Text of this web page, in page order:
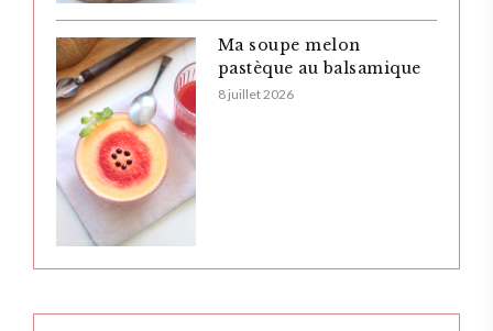
Ma soupe melon
pastèque au balsamique
8 juillet 2026